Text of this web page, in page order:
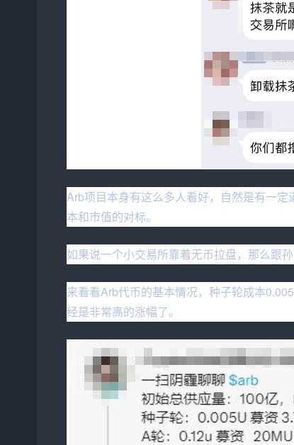
Arb项目本身有这么多人看好，自然是有一
本和市值的对标。
如果说一个小交易所靠着无币拉盘，那么跟
来看看Arb代币的基本情况，种子轮成本
经是非常高的涨幅了。